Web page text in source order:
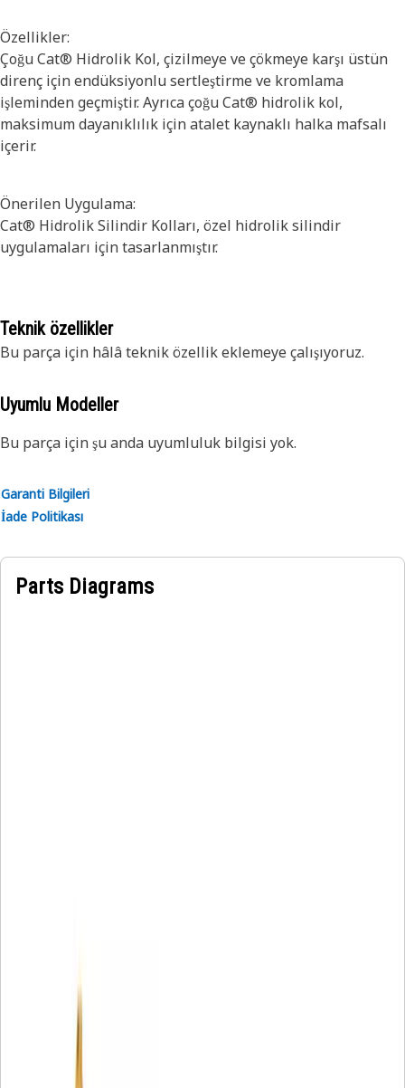
Özellikler:
Çoğu Cat® Hidrolik Kol, çizilmeye ve çökmeye karşı üstün
direnç için endüksiyonlu sertleştirme ve kromlama
işleminden geçmiştir. Ayrıca çoğu Cat® hidrolik kol,
maksimum dayanıklılık için atalet kaynaklı halka mafsalı
içerir.
Önerilen Uygulama:
Cat® Hidrolik Silindir Kolları, özel hidrolik silindir
uygulamaları için tasarlanmıştır.
Teknik özellikler
Bu parça için hâlâ teknik özellik eklemeye çalışıyoruz.
Uyumlu Modeller
Bu parça için şu anda uyumluluk bilgisi yok.
Garanti Bilgileri
İade Politikası
Parts Diagrams